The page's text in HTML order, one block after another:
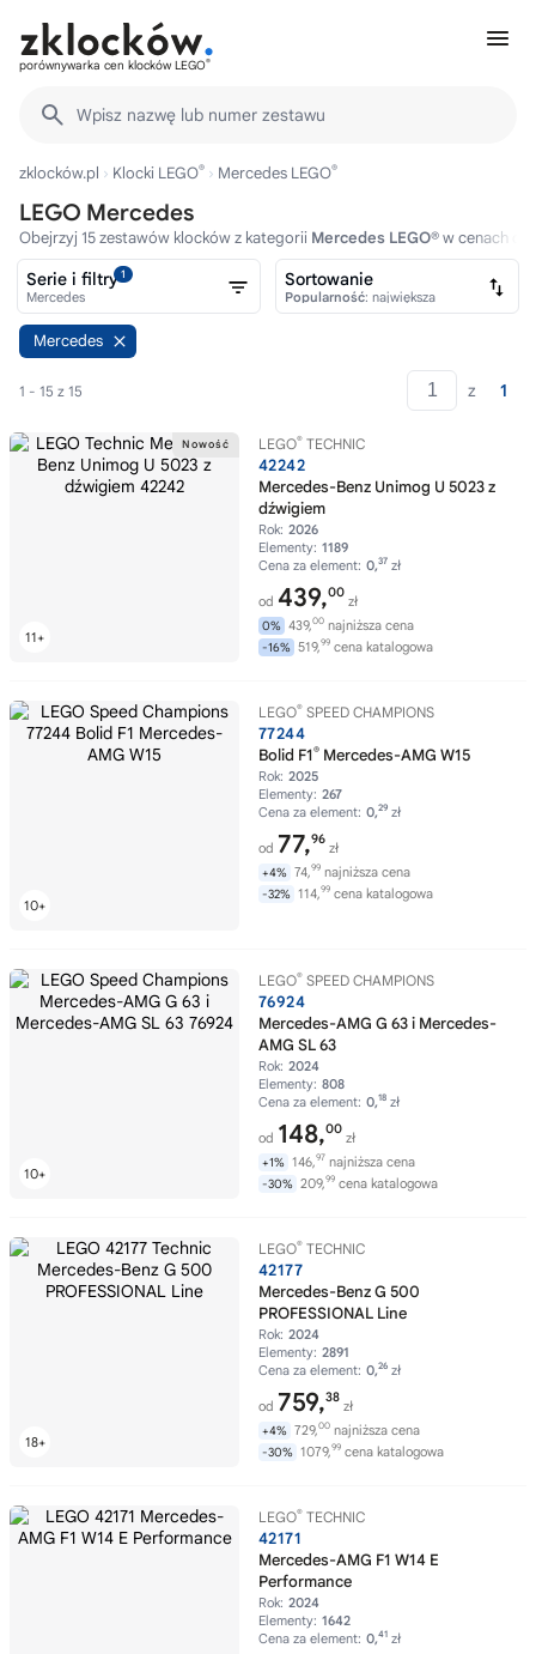
porównywarka cen klocków LEGO®
Wpisz nazwę lub numer zestawu
zklocków.pl Klocki LEGO® Mercedes LEGO®
LEGO Mercedes
Obejrzyj 15 zestawów klocków z kategorii Mercedes LEGO®w cenach od
Mercedes
1 - 15 z 15 z 1
LEGO® TECHNIC
42242
Mercedes-Benz Unimog U 5023 z
dźwigiem
Rok: 2026
Elementy: 1189
Cena za element: 0,37 zł
od 439,00
zł
0% 439,00 najniższa cena
-16% 519,99 cena katalogowa
LEGO® SPEED CHAMPIONS
77244
Bolid F1® Mercedes-AMG W15
Rok: 2025
Elementy: 267
Cena za element: 0,29 zł
od 77,96
zł
+4% 74,99 najniższa cena
-32% 114,99 cena katalogowa
LEGO® SPEED CHAMPIONS
76924
Mercedes-AMG G 63 i Mercedes-
AMG SL 63
Rok: 2024
Elementy: 808
Cena za element: 0,18 zł
od 148,00
zł
+1% 146,97 najniższa cena
-30% 209,99 cena katalogowa
LEGO® TECHNIC
42177
Mercedes-Benz G 500
PROFESSIONAL Line
Rok: 2024
Elementy: 2891
Cena za element: 0,26 zł
od 759,38
zł
+4% 729,00 najniższa cena
-30% 1079,99 cena katalogowa
LEGO® TECHNIC
42171
Mercedes-AMG F1 W14 E
Performance
Rok: 2024
Elementy: 1642
Cena za element: 0,41 zł
Serie i filtry1
Mercedes
Sortowanie
Popularność: największa